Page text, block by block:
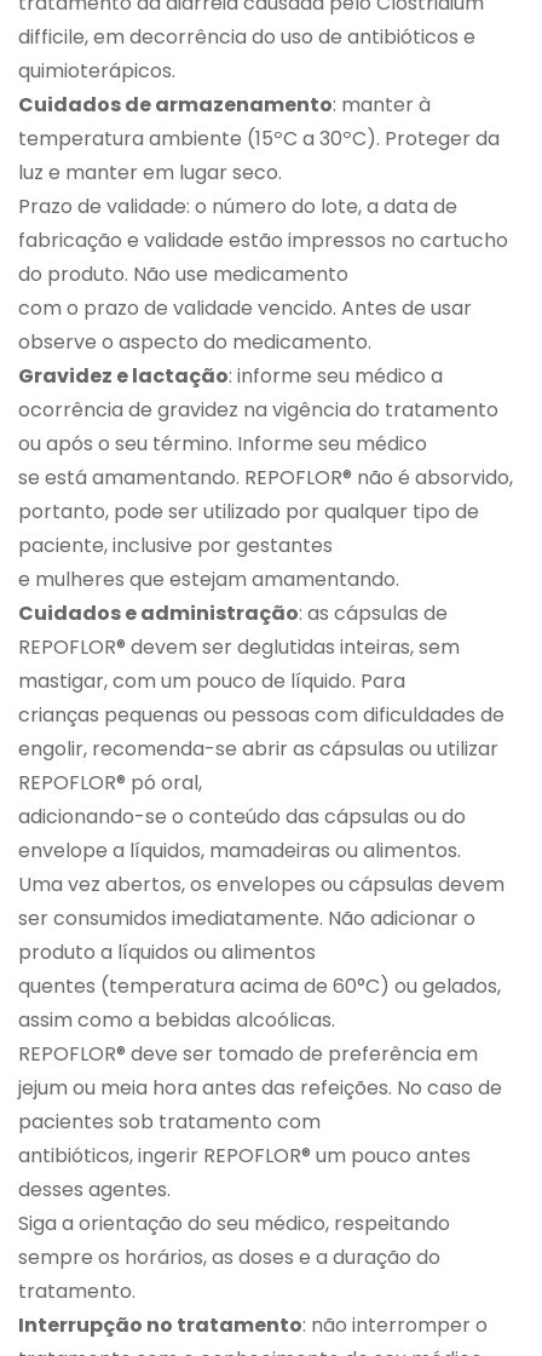
difficile, em decorrência do uso de antibióticos e
quimioterápicos.
Cuidados de armazenamento: manter à
temperatura ambiente (15ºC a 30ºC). Proteger da
luz e manter em lugar seco.
Prazo de validade: o número do lote, a data de
fabricação e validade estão impressos no cartucho
do produto. Não use medicamento
com o prazo de validade vencido. Antes de usar
observe o aspecto do medicamento.
Gravidez e lactação: informe seu médico a
ocorrência de gravidez na vigência do tratamento
ou após o seu término. Informe seu médico
se está amamentando. REPOFLOR® não é absorvido,
portanto, pode ser utilizado por qualquer tipo de
paciente, inclusive por gestantes
e mulheres que estejam amamentando.
Cuidados e administração: as cápsulas de
REPOFLOR® devem ser deglutidas inteiras, sem
mastigar, com um pouco de líquido. Para
crianças pequenas ou pessoas com dificuldades de
engolir, recomenda-se abrir as cápsulas ou utilizar
REPOFLOR® pó oral,
adicionando-se o conteúdo das cápsulas ou do
envelope a líquidos, mamadeiras ou alimentos.
Uma vez abertos, os envelopes ou cápsulas devem
ser consumidos imediatamente. Não adicionar o
produto a líquidos ou alimentos
quentes (temperatura acima de 60°C) ou gelados,
assim como a bebidas alcoólicas.
REPOFLOR® deve ser tomado de preferência em
jejum ou meia hora antes das refeições. No caso de
pacientes sob tratamento com
antibióticos, ingerir REPOFLOR® um pouco antes
desses agentes.
Siga a orientação do seu médico, respeitando
sempre os horários, as doses e a duração do
tratamento.
Interrupção no tratamento: não interromper o